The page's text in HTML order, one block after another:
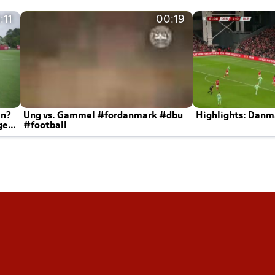
00:19
Ung vs. Gammel #fordanmark #dbu
#football
Highlights: